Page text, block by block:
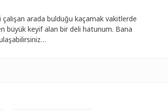
arada bulduğu kaçamak vakitlerde
büyük keyif alan bir deli hatunum. Bana